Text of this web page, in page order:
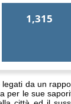
1,315
legati da un
per le sue